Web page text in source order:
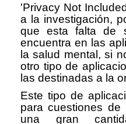
'Privacy Not
a la investigación,
que esta falta de
encuentra en las
la salud mental, si
otro tipo de
las destinadas a la
Este tipo de
para cuestiones
una gran